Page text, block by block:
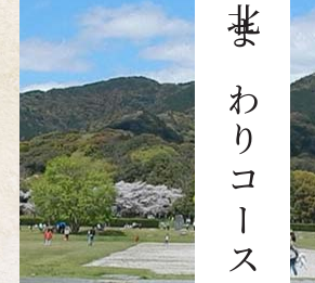
北まわりコース